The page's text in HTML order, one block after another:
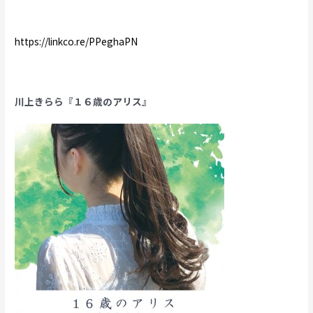
https://linkco.re/PPeghaPN
川上きらら『１６歳のアリス』